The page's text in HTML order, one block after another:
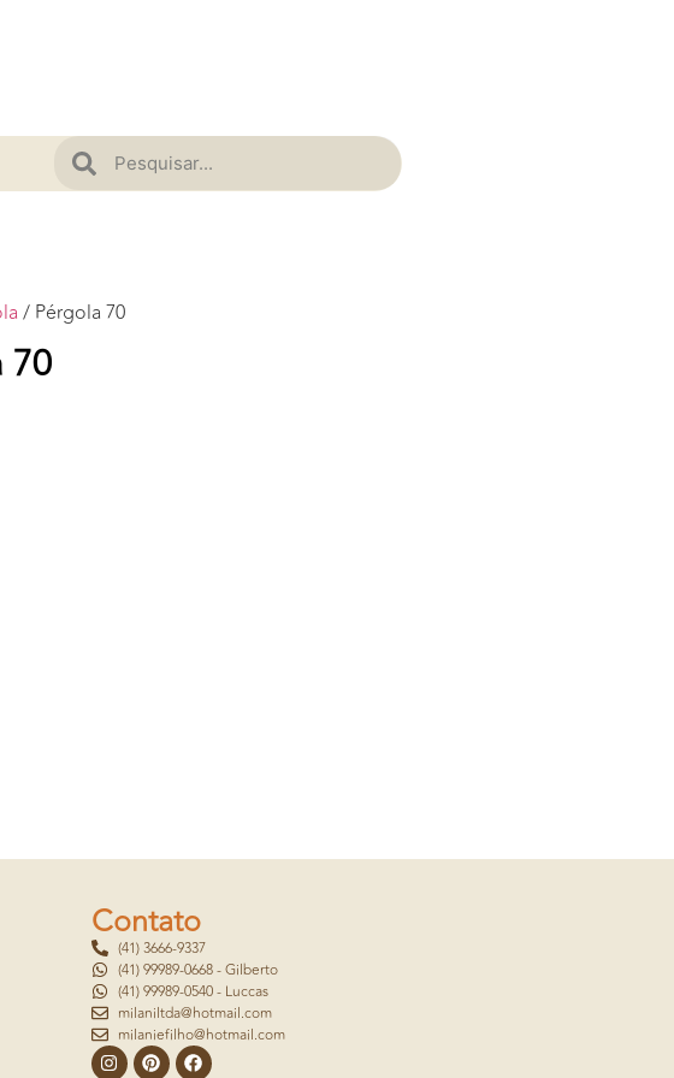
/ Pérgola 70
70
Contato
(41) 3666-9337
(41) 99989-0668 - Gilberto
(41) 99989-0540 - Luccas
milaniltda@hotmail.com
milaniefilho@hotmail.com